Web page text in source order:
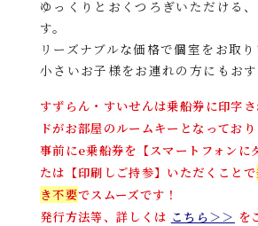
ゆっくりとおくつろぎいただける
す。
リーズナブルな価格で個室をお取り
小さいお子様をお連れの方にもおす
すずらん・すいせんは乗船券に印字
ドがお部屋のルームキーとなっており
事前にe乗船券を【スマートフォンに
たは【印刷しご持参】いただくことで
き不要でスムーズです！
発行方法等、詳しくは こちら＞＞ を